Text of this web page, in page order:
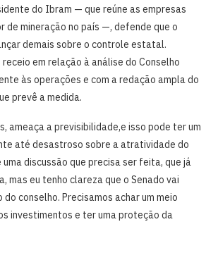
do Ibram — que reúne as empresas
de mineração no país —, defende que o
demais sobre o controle estatal.
receio em relação à análise do Conselho
às operações e com a redação ampla do
prevê a medida.
ameaça a previsibilidade,e isso pode ter um
até desastroso sobre a atratividade do
discussão que precisa ser feita, que já
mas eu tenho clareza que o Senado vai
conselho. Precisamos achar um meio
investimentos e ter uma proteção da